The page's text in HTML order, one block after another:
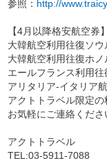
参照： http://
【4月以降格安航空券】
大韓航空利用往復ソ
大韓航空利用往復ホ
エールフランス利用
アリタリア-イタリア
アクトトラベル限定の
お気軽にご連絡くださ
アクトトラベル
TEL:03-5911-7088